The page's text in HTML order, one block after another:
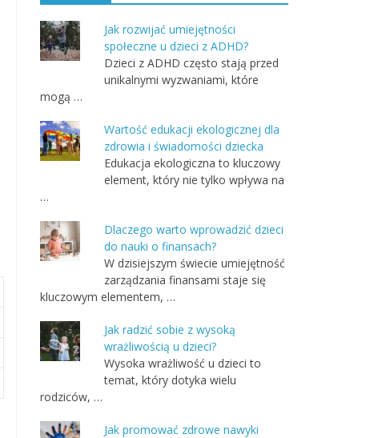
Jak rozwijać umiejętności
społeczne u dzieci z ADHD?
Dzieci z ADHD często stają przed
unikalnymi wyzwaniami, które
mogą …
Wartość edukacji ekologicznej dla
zdrowia i świadomości dziecka
Edukacja ekologiczna to kluczowy
element, który nie tylko wpływa na
…
Dlaczego warto wprowadzić dzieci
do nauki o finansach?
W dzisiejszym świecie umiejętność
zarządzania finansami staje się
kluczowym elementem, …
Jak radzić sobie z wysoką
wrażliwością u dzieci?
Wysoka wrażliwość u dzieci to
temat, który dotyka wielu
rodziców, …
Jak promować zdrowe nawyki